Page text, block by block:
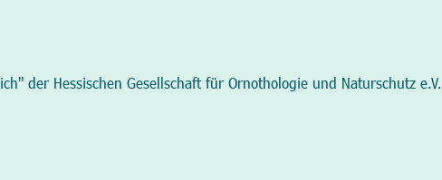
der Hessischen Gesellschaft für Ornothologie und Naturschutz e.V.